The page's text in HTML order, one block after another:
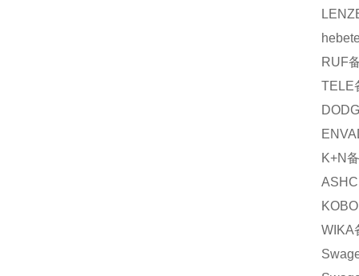
RUF
TELE
K+N
WIKA